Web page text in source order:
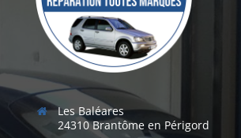
Les Baléares
24310 Brantôme en Périgord